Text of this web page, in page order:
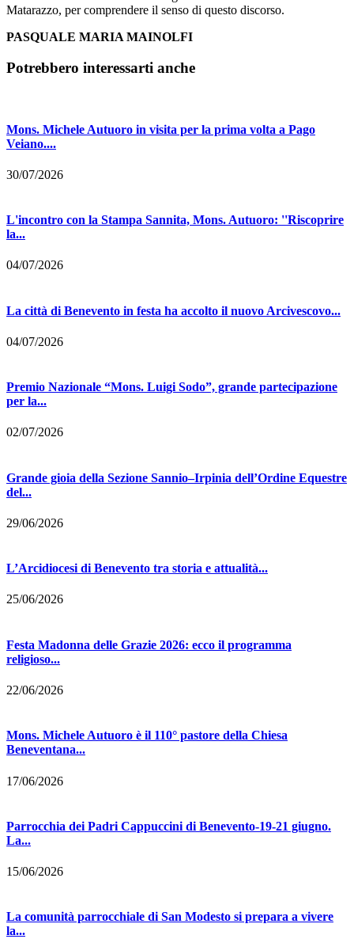
Matarazzo, per comprendere il senso di questo discorso.
PASQUALE MARIA MAINOLFI
Potrebbero interessarti anche
Mons. Michele Autuoro in visita per la prima volta a Pago
Veiano....
30/07/2026
L'incontro con la Stampa Sannita, Mons. Autuoro: ''Riscoprire
la...
04/07/2026
La città di Benevento in festa ha accolto il nuovo Arcivescovo...
04/07/2026
Premio Nazionale “Mons. Luigi Sodo”, grande partecipazione
per la...
02/07/2026
Grande gioia della Sezione Sannio–Irpinia dell’Ordine Equestre
del...
29/06/2026
L’Arcidiocesi di Benevento tra storia e attualità...
25/06/2026
Festa Madonna delle Grazie 2026: ecco il programma
religioso...
22/06/2026
Mons. Michele Autuoro è il 110° pastore della Chiesa
Beneventana...
17/06/2026
Parrocchia dei Padri Cappuccini di Benevento-19-21 giugno.
La...
15/06/2026
La comunità parrocchiale di San Modesto si prepara a vivere
la...